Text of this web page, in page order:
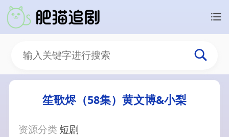
笙歌烬（58集）黄文博&小梨
资源分类 短剧